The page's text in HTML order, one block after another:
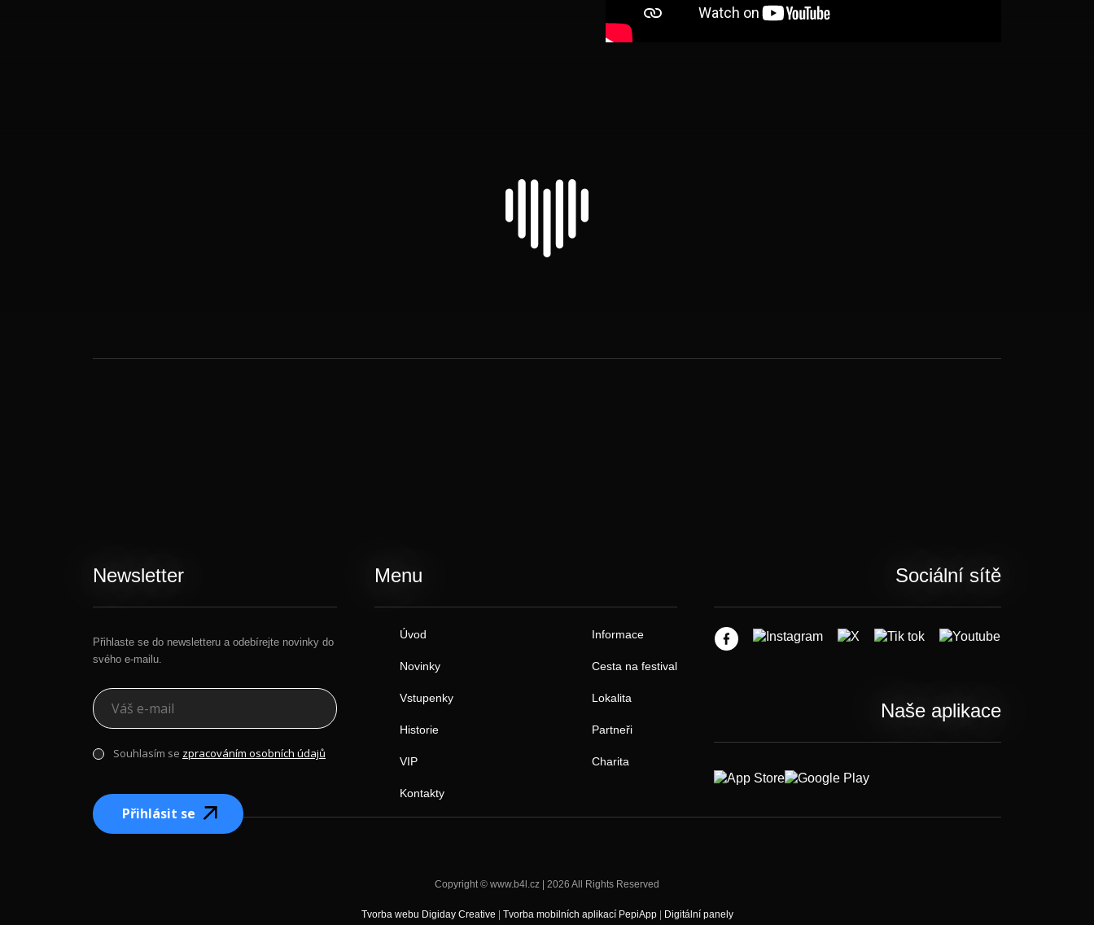
Newsletter
Přihlaste se do newsletteru a odebírejte novinky do
svého e-mailu.
Souhlasím se zpracováním osobních údajů
Přihlásit se
Menu
Úvod
Novinky
Vstupenky
Historie
VIP
Kontakty
Informace
Cesta na festival
Lokalita
Partneři
Charita
Sociální sítě
Naše aplikace
Copyright © www.b4l.cz | 2026 All Rights Reserved
Tvorba webu Digiday Creative Tvorba mobilních aplikací PepiApp| Digitální panely